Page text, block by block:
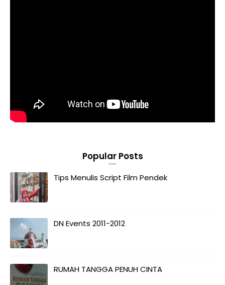
Popular Posts
Tips Menulis Script Film Pendek
DN Events 2011-2012
RUMAH TANGGA PENUH CINTA